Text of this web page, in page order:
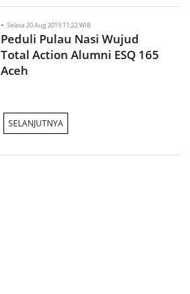
- Selasa 20 Aug 2019 11:22 WIB
Peduli Pulau Nasi Wujud
Total Action Alumni ESQ 165
Aceh
SELANJUTNYA